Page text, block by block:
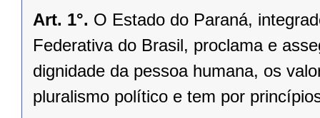
Art. 1°. O Estado do Paraná,
Federativa do Brasil, proclama e
dignidade da pessoa humana, os
pluralismo político e tem por